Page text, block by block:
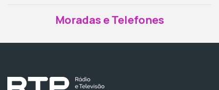
Moradas e Telefones